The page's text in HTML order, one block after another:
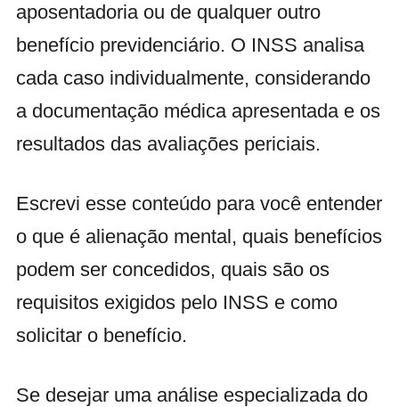
aposentadoria ou de qualquer outro
benefício previdenciário. O INSS analisa
cada caso individualmente, considerando
a documentação médica apresentada e os
resultados das avaliações periciais.
Escrevi esse conteúdo para você entender
o que é alienação mental, quais benefícios
podem ser concedidos, quais são os
requisitos exigidos pelo INSS e como
solicitar o benefício.
Se desejar uma análise especializada do